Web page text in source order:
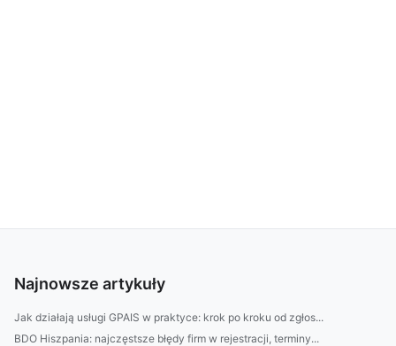
Najnowsze artykuły
Jak działają usługi GPAIS w praktyce: krok po kroku od zgłos...
BDO Hiszpania: najczęstsze błędy firm w rejestracji, terminy...